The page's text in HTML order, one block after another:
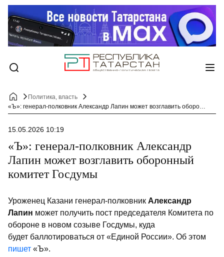
Политика, власть
«Ъ»: генерал-полковник Александр Лапин может возглавить оборонный комитет Госдумы
15.05.2026 10:19
«Ъ»: генерал-полковник Александр
Лапин может возглавить оборонный
комитет Госдумы
Уроженец Казани генерал-полковник Александр
Лапин может получить пост председателя Комитета по
обороне в новом созыве Госдумы, куда
будет баллотироваться от «Единой России». Об этом
пишет «Ъ».